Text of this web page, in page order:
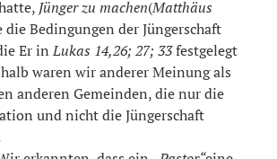
Jünger zu machen(Matthäus
die Bedingungen der Jüngerschaft
Er inLukas 14,26; 27; 33festgelegt
waren wir anderer Meinung als
anderen Gemeinden, die nur die
und nicht die Jüngerschaft